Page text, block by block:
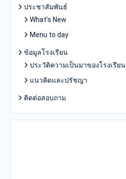
ประชาสัมพันธ์
What’s New
Menu to day
ข้อมูลโรงเรียน
ประวัติความเป็นมาของโรงเรียน
แนวคิดและปรัชญา
ติดต่อสอบถาม